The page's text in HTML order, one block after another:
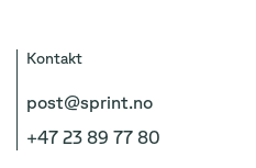
Kontakt
post@sprint.no
+47 23 89 77 80